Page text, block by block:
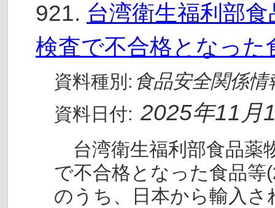
921. 台湾衛生福利部
検査で不合格となった
資料種別: 食品安全関係情
資料日付: 2025年11月
台湾衛生福利部食品薬
で不合格となった食品等
のうち、日本から輸入